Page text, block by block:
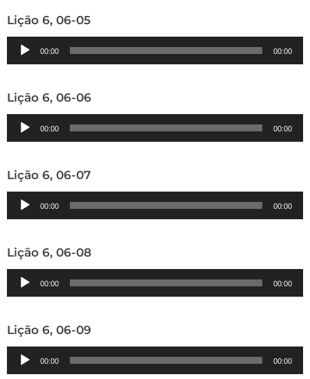
Lição 6, 06-05
Tocador
de
00:00 00:00
Lição 6, 06-06
Tocador
de
00:00 00:00
Lição 6, 06-07
Tocador
de
00:00 00:00
Lição 6, 06-08
Tocador
de
00:00 00:00
Lição 6, 06-09
Tocador
de
00:00 00:00